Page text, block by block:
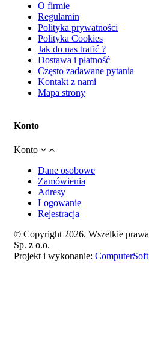
O firmie
Regulamin
Polityka prywatności
Polityka Cookies
Jak do nas trafić ?
Dostawa i płatność
Często zadawane pytania
Kontakt z nami
Mapa strony
Konto
Konto
Dane osobowe
Zamówienia
Adresy
Logowanie
Rejestracja
© Copyright 2026. Wszelkie
Sp. z o.o.
Projekt i wykonanie: ComputerSoft